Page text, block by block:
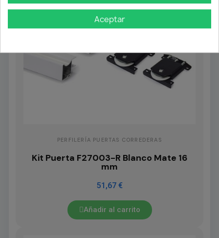
PERFILERÍA PUERTAS CORREDERAS
Kit Puerta F27003-R Blanco Mate 16
mm
51,67 €
Añadir al carrito
Aceptar